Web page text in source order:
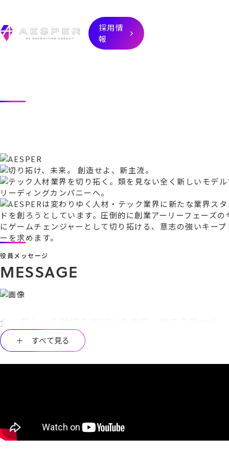
採用情
報
役員メッセージ
MESSAGE
全く新しい人材紹介モデルを作り、最高品質のサー
＋ すべて見る